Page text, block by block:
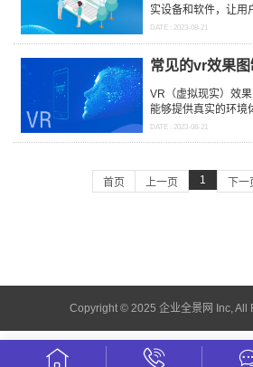
实设备和软件，让用
DATE : 2023-08-21
常见的vr效果图
VR（虚拟现实）效
能够提供真实的环境
DATE : 2023-08-21
首页 上一页 1 下一
Copyright © 2025 企业全景网 Inc, All